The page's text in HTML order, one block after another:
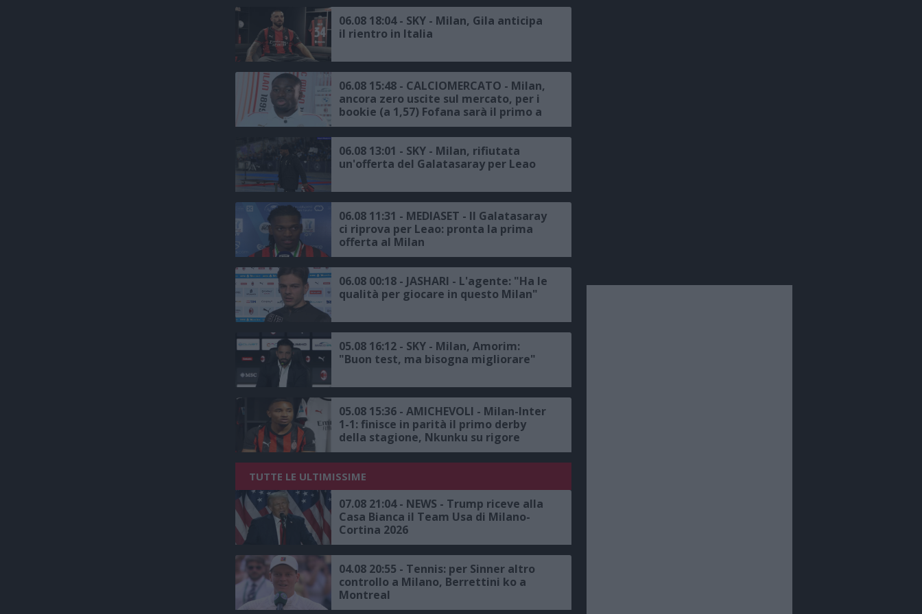
Milan"
06.08 18:04 - SKY - Milan, Gila anticipa
il rientro in Italia
06.08 15:48 - CALCIOMERCATO - Milan,
ancora zero uscite sul mercato, per i
bookie (a 1,57) Fofana sarà il primo a
salutare
06.08 13:01 - SKY - Milan, rifiutata
un'offerta del Galatasaray per Leao
06.08 11:31 - MEDIASET - Il Galatasaray
ci riprova per Leao: pronta la prima
offerta al Milan
06.08 00:18 - JASHARI - L'agente: "Ha le
qualità per giocare in questo Milan"
05.08 16:12 - SKY - Milan, Amorim:
"Buon test, ma bisogna migliorare"
05.08 15:36 - AMICHEVOLI - Milan-Inter
1-1: finisce in parità il primo derby
della stagione, Nkunku su rigore
risponde a Dimarco
TUTTE LE ULTIMISSIME
07.08 21:04 - NEWS - Trump riceve alla
Casa Bianca il Team Usa di Milano-
Cortina 2026
04.08 20:55 - Tennis: per Sinner altro
controllo a Milano, Berrettini ko a
Montreal